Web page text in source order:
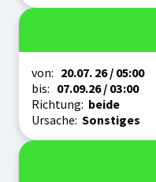
Zeitraum
von: 20.07. 26/ 05:00
bis: 07.09.26/ 03:00
Richtung: beide
Ursache: Sonstiges